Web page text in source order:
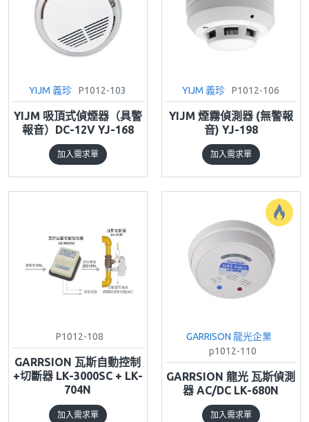
YIJM 義珍 P1012-103
YIJM 吸頂式偵煙器（具警
報音）DC-12V YJ-168
加入需求單
YIJM 義珍 P1012-106
YIJM 煙霧偵測器 (無警報
音) YJ-198
加入需求單
P1012-108
GARRSION 瓦斯自動控制
+切斷器 LK-3000SC + LK-
704N
加入需求單
GARRISON 龍光企業
p1012-110
GARRSION 龍光 瓦斯偵測
器 AC/DC LK-680N
加入需求單